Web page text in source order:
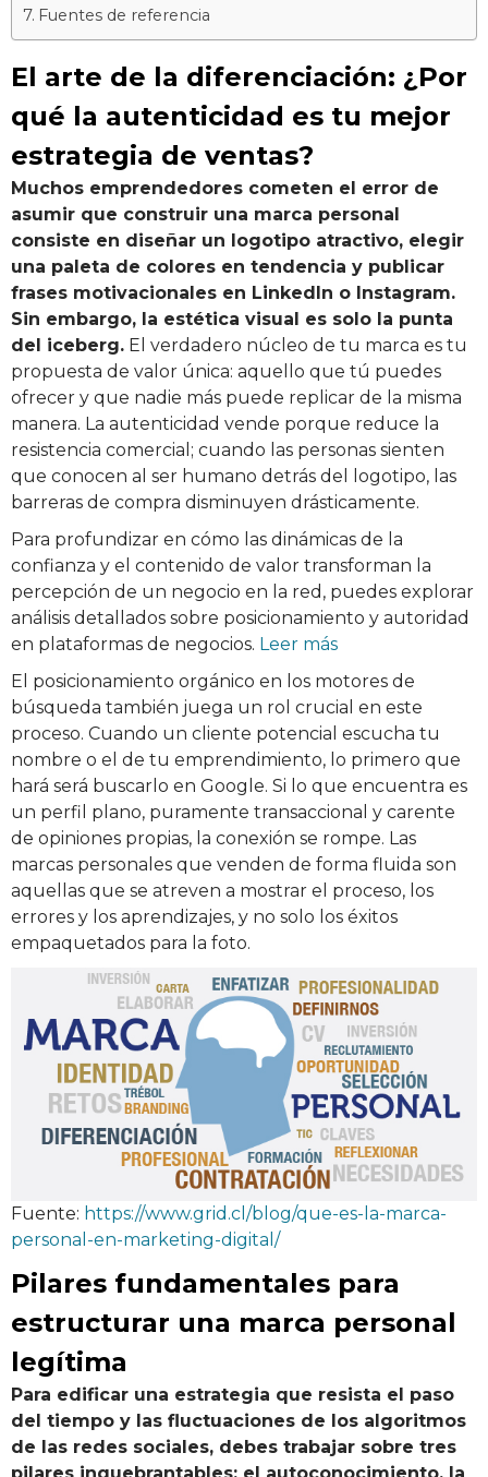
Fuentes de referencia
El arte de la diferenciación: ¿Por
qué la autenticidad es tu mejor
estrategia de ventas?
Muchos emprendedores cometen el error de
asumir que construir una marca personal
consiste en diseñar un logotipo atractivo, elegir
una paleta de colores en tendencia y publicar
frases motivacionales en LinkedIn o Instagram.
Sin embargo, la estética visual es solo la punta
del iceberg. El verdadero núcleo de tu marca es tu
propuesta de valor única: aquello que tú puedes
ofrecer y que nadie más puede replicar de la misma
manera. La autenticidad vende porque reduce la
resistencia comercial; cuando las personas sienten
que conocen al ser humano detrás del logotipo, las
barreras de compra disminuyen drásticamente.
Para profundizar en cómo las dinámicas de la
confianza y el contenido de valor transforman la
percepción de un negocio en la red, puedes explorar
análisis detallados sobre posicionamiento y autoridad
en plataformas de negocios. Leer más
El posicionamiento orgánico en los motores de
búsqueda también juega un rol crucial en este
proceso. Cuando un cliente potencial escucha tu
nombre o el de tu emprendimiento, lo primero que
hará será buscarlo en Google. Si lo que encuentra es
un perfil plano, puramente transaccional y carente
de opiniones propias, la conexión se rompe. Las
marcas personales que venden de forma fluida son
aquellas que se atreven a mostrar el proceso, los
errores y los aprendizajes, y no solo los éxitos
empaquetados para la foto.
Fuente: https://www.grid.cl/blog/que-es-la-marca-
personal-en-marketing-digital/
Pilares fundamentales para
estructurar una marca personal
legítima
Para edificar una estrategia que resista el paso
del tiempo y las fluctuaciones de los algoritmos
de las redes sociales, debes trabajar sobre tres
pilares inquebrantables: el autoconocimiento, la